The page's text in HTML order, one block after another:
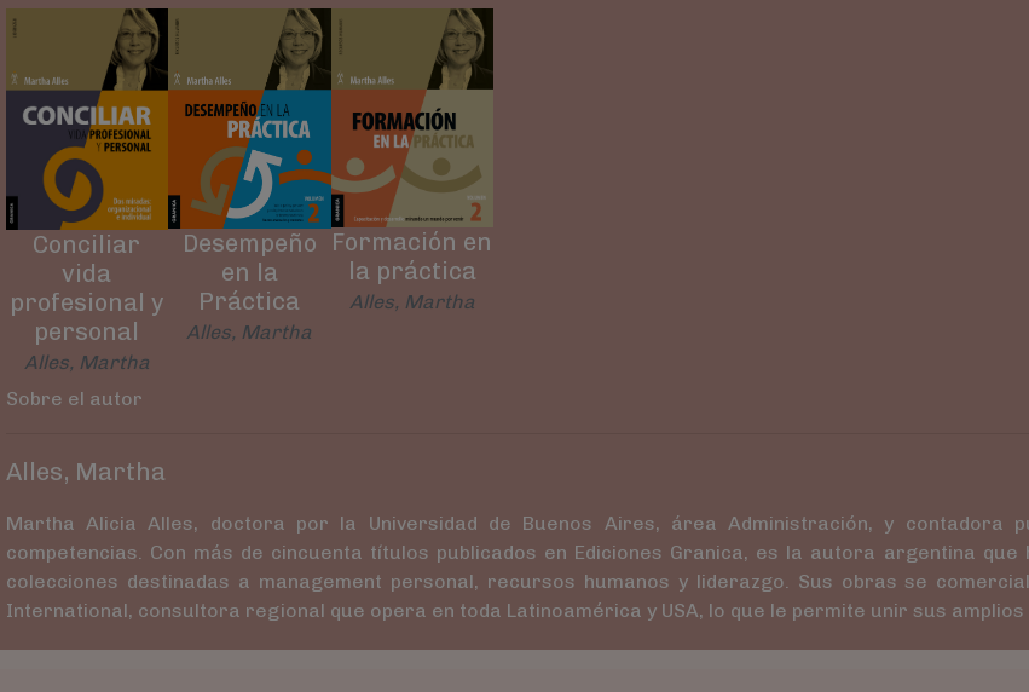
Conciliar
vida
profesional y
personal
Alles, Martha
Desempeño
en la
Práctica
Alles, Martha
Formación en
la práctica
Alles, Martha
Sobre el autor
Alles, Martha
Martha Alicia Alles, doctora por la Universidad de Buenos Aires, área Administración, y contadora
competencias. Con más de cincuenta títulos publicados en Ediciones Granica, es la autora argentina
colecciones destinadas a management personal, recursos humanos y liderazgo. Sus obras se
International, consultora regional que opera en toda Latinoamérica y USA, lo que le permite unir sus